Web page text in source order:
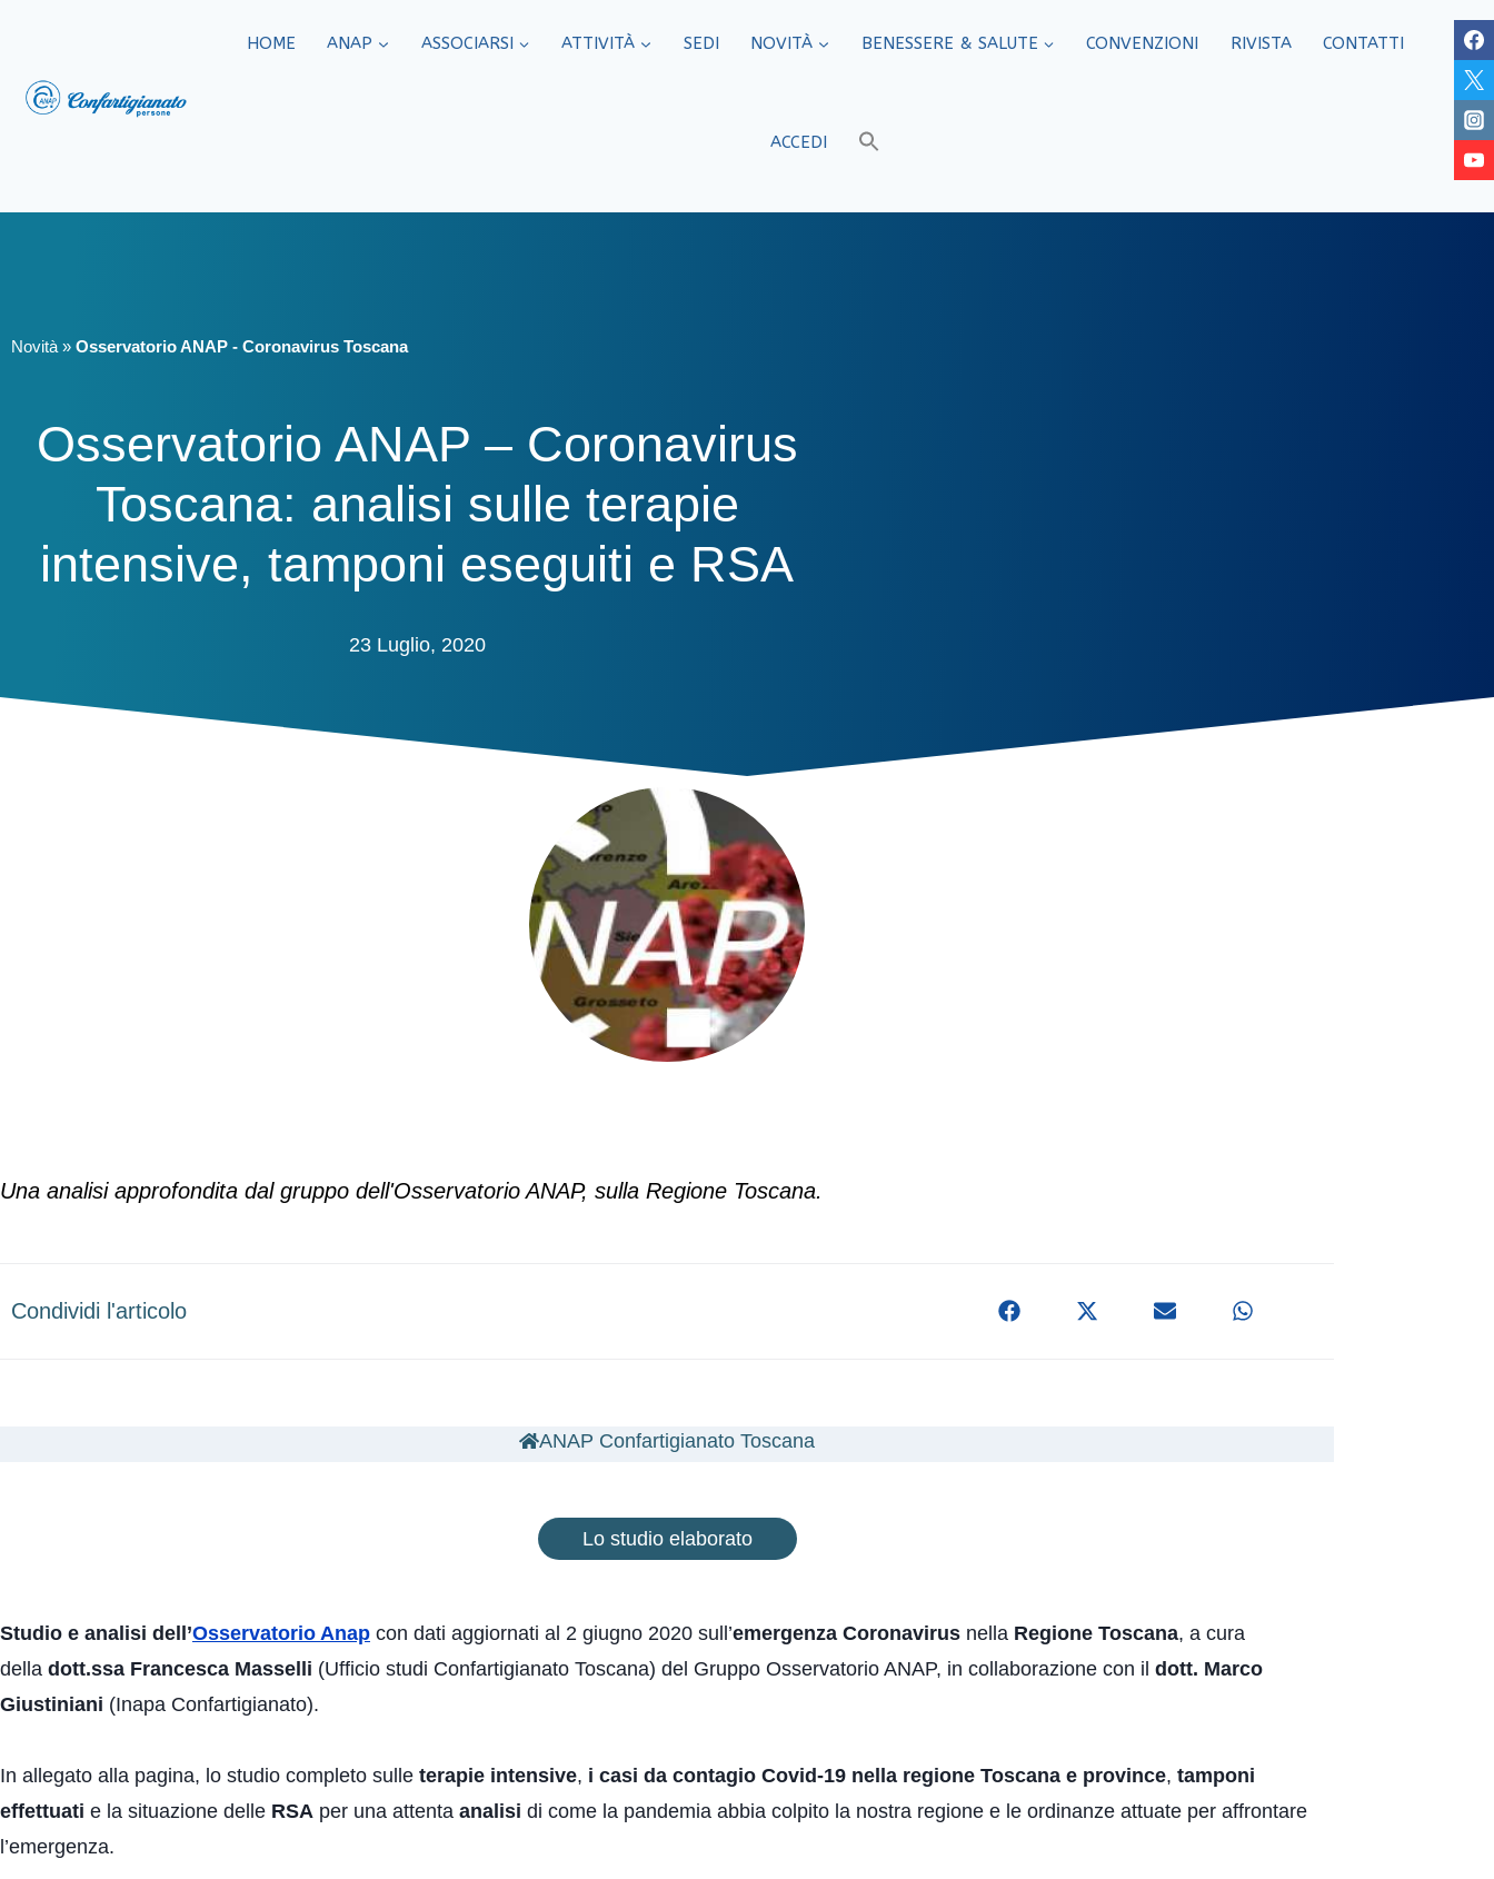
HOME ANAP ASSOCIARSI ATTIVITÀ SEDI​ NOVITÀ BENESSERE & SALUTE CONVENZIONI RIVISTA CONTATTI
ACCEDI
Novità » Osservatorio ANAP - Coronavirus Toscana
Osservatorio ANAP – Coronavirus
Toscana: analisi sulle terapie
intensive, tamponi eseguiti e RSA
23 Luglio, 2020
Una analisi approfondita dal gruppo dell'Osservatorio ANAP, sulla Regione Toscana.
Condividi l'articolo
ANAP Confartigianato Toscana
Lo studio elaborato
Studio e analisi dell’Osservatorio Anap con dati aggiornati al 2 giugno 2020 sull’emergenza Coronavirus nella Regione Toscana, a cura
della dott.ssa Francesca Masselli (Ufficio studi Confartigianato Toscana) del Gruppo Osservatorio ANAP, in collaborazione con il dott. Marco
Giustiniani (Inapa Confartigianato).
In allegato alla pagina, lo studio completo sulle terapie intensive, i casi da contagio Covid-19 nella regione Toscana e province, tamponi
effettuati e la situazione delle RSA per una attenta analisi di come la pandemia abbia colpito la nostra regione e le ordinanze attuate per affrontare
l’emergenza.